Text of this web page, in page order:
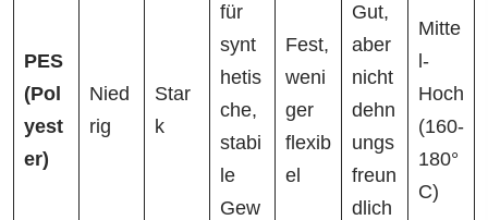
PES
(Pol
yest
er)
Nied
rig
Star
k
für
synt
hetis
che,
stabi
le
Gew
Fest,
weni
ger
flexib
el
Gut,
aber
nicht
dehn
ungs
freun
dlich
Mitte
l-
Hoch
(160-
180°
C)